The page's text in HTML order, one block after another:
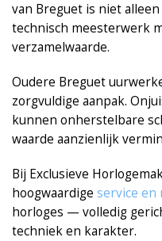
van Breguet is niet
technisch meesterwerk
verzamelwaarde.
Oudere Breguet
zorgvuldige aanpak.
kunnen onherstelbare
waarde aanzienlijk
Bij Exclusieve
hoogwaardige service en
horloges — volledig
techniek en karakter.